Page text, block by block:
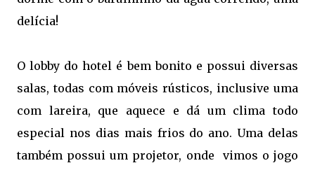
delícia!
O lobby do hotel é bem bonito e possui diversas
salas, todas com móveis rústicos, inclusive uma
com lareira, que aquece e dá um clima todo
especial nos dias mais frios do ano. Uma delas
também possui um projetor, onde vimos o jogo